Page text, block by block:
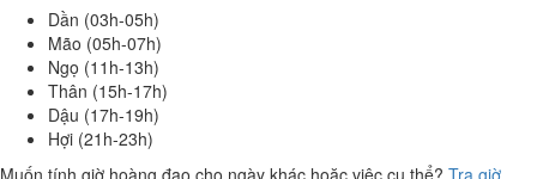
Dần (03h-05h)
Mão (05h-07h)
Ngọ (11h-13h)
Thân (15h-17h)
Dậu (17h-19h)
Hợi (21h-23h)
Muốn tính giờ hoàng đạo cho ngày khác hoặc việc cụ thể? Tra giờ